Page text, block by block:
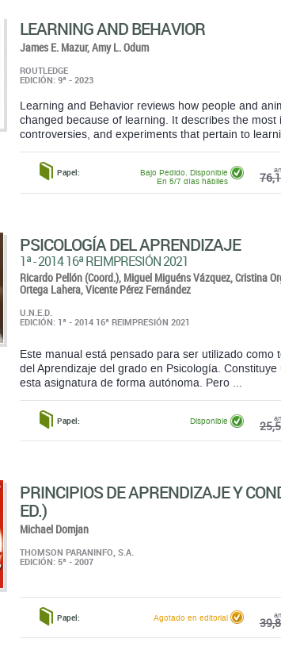
LEARNING AND BEHAVIOR
James E. Mazur,Amy L. Odum
ROUTLEDGE
EDICIÓN: 9ª - 2023
Learning and Behavior reviews how people and
changed because of learning. It describes the
controversies, and experiments that pertain to
Papel:
Bajo Pedido. Disponible
En 5/7 días hábiles
PSICOLOGÍA DEL APRENDIZAJE
1ª - 2014 16ª REIMPRESIÓN 2021
Ricardo Pellón (Coord.), Miguel Miguéns Vázquez,Cristina
Ortega Lahera,Vicente Pérez Fernández
U.N.E.D.
EDICIÓN: 1ª - 2014 16ª REIMPRESIÓN 2021
Este manual está pensado para ser utilizado
del Aprendizaje del grado en Psicología.
esta asignatura de forma autónoma. Pero ...
Papel: Disponible
PRINCIPIOS DE APRENDIZAJE Y
ED.)
Michael Domjan
THOMSON PARANINFO, S.A.
EDICIÓN: 5ª - 2007
Papel: Agotado en editorial